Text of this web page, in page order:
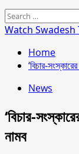
Search
for:
Watch Swadesh
Home
‘বিচার-
News
‘বিচার-
নামব